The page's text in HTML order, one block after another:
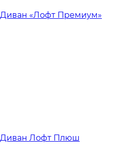
Диван «Лофт Премиум»
Диван Лофт Плюш